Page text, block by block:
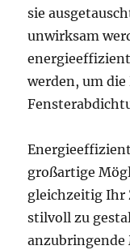
sie
unwirksam
werden, um
großartige
gleichzeitig Ihr
stilvoll zu
anzubringende